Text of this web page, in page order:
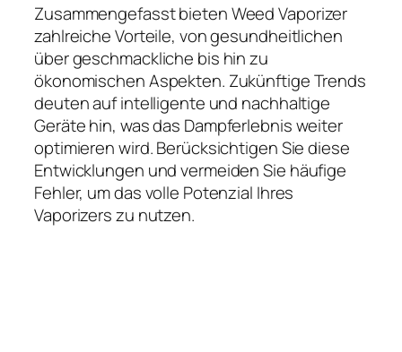
Zusammengefasst bieten Weed Vaporizer
zahlreiche Vorteile, von gesundheitlichen
über geschmackliche bis hin zu
ökonomischen Aspekten. Zukünftige Trends
deuten auf intelligente und nachhaltige
Geräte hin, was das Dampferlebnis weiter
optimieren wird. Berücksichtigen Sie diese
Entwicklungen und vermeiden Sie häufige
Fehler, um das volle Potenzial Ihres
Vaporizers zu nutzen.